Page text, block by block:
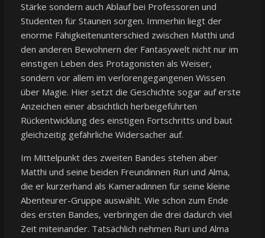
Stärke sondern auch Ablauf bei Professoren und
Studenten für Staunen sorgen. Immerhin liegt der
enorme Fähigkeitenunterschied zwischen Matthi und
den anderen Bewohnern der Fantasywelt nicht nur im
einstigen Leben des Protagonisten als Weiser,
sondern vor allem im verlorengegangenen Wissen
über Magie. Hier setzt die Geschichte sogar auf erste
Anzeichen einer absichtlich herbeigeführten
Rückentwicklung des einstigen Fortschritts und baut
gleichzeitig gefährliche Widersacher auf.
Im Mittelpunkt des zweiten Bandes stehen aber
Matthi und seine beiden Freundinnen Ruri und Alma,
die er kurzerhand als Kameradinnen für seine kleine
Abenteurer-Gruppe auswählt. Wie schon zum Ende
des ersten Bandes, verbringen die drei dadurch viel
Zeit miteinander. Tatsächlich nehmen Ruri und Alma